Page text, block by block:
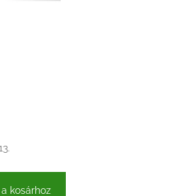
kosárhoz